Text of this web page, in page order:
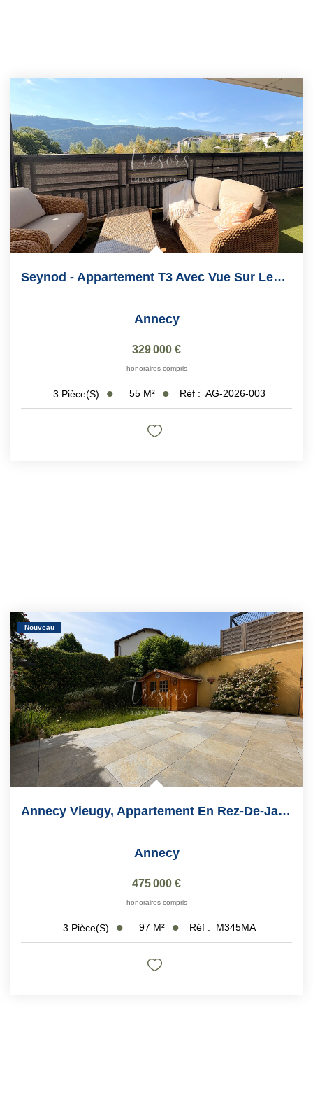
Seynod - Appartement T3 Avec Vue Sur Les Montagnes
Annecy
329 000 €
honoraires compris
3 Pièce(s) 55 M² Réf : AG-2026-003
Nouveau
Annecy Vieugy, Appartement En Rez-De-Jardin De 97 M2
Annecy
475 000 €
honoraires compris
3 Pièce(s) 97 M² Réf : M345MA